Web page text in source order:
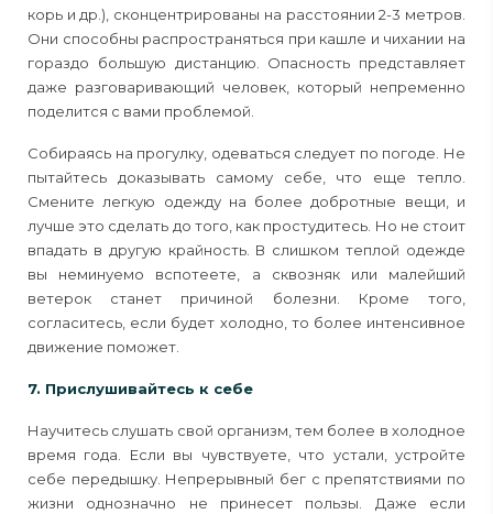
корь и др.), сконцентрированы на расстоянии 2-3 метров.
Они способны распространяться при кашле и чихании на
гораздо большую дистанцию. Опасность представляет
даже разговаривающий человек, который непременно
поделится с вами проблемой.
Собираясь на прогулку, одеваться следует по погоде. Не
пытайтесь доказывать самому себе, что еще тепло.
Смените легкую одежду на более добротные вещи, и
лучше это сделать до того, как простудитесь. Но не стоит
впадать в другую крайность. В слишком теплой одежде
вы неминуемо вспотеете, а сквозняк или малейший
ветерок станет причиной болезни. Кроме того,
согласитесь, если будет холодно, то более интенсивное
движение поможет.
7. Прислушивайтесь к себе
Научитесь слушать свой организм, тем более в холодное
время года. Если вы чувствуете, что устали, устройте
себе передышку. Непрерывный бег с препятствиями по
жизни однозначно не принесет пользы. Даже если